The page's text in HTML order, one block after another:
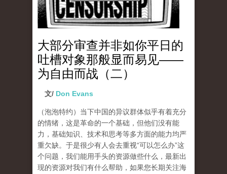
大部分审查并非如你平日的
吐槽对象那般显而易见——
为自由而战（二）
文/ Don Evans
（泡泡特约） 当下中国的异议群体似乎有着充分
的情绪，这是革命的一个基础，但他们没有能
力，基础知识、技术和思考等多方面的能力均严
重欠缺。于是很少有人会去重视“可以怎么办”这
个问题，我们能用手头的资源做些什么，最新出
现的资源对我们有什么帮助，如果您长期关注海